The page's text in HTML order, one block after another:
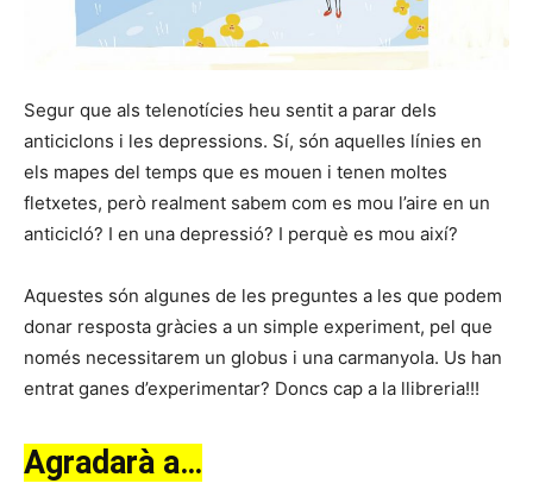
Segur que als telenotícies heu sentit a parar dels
anticiclons i les depressions. Sí, són aquelles línies en
els mapes del temps que es mouen i tenen moltes
fletxetes, però realment sabem com es mou l’aire en un
anticicló? I en una depressió? I perquè es mou així?
Aquestes són algunes de les preguntes a les que podem
donar resposta gràcies a un simple experiment, pel que
només necessitarem un globus i una carmanyola. Us han
entrat ganes d’experimentar? Doncs cap a la llibreria!!!
Agradarà a…